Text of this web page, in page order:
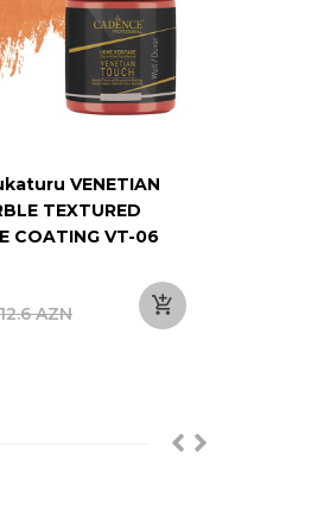
VENETIAN
TEXTURED
COATING VT-06
12.6 AZN